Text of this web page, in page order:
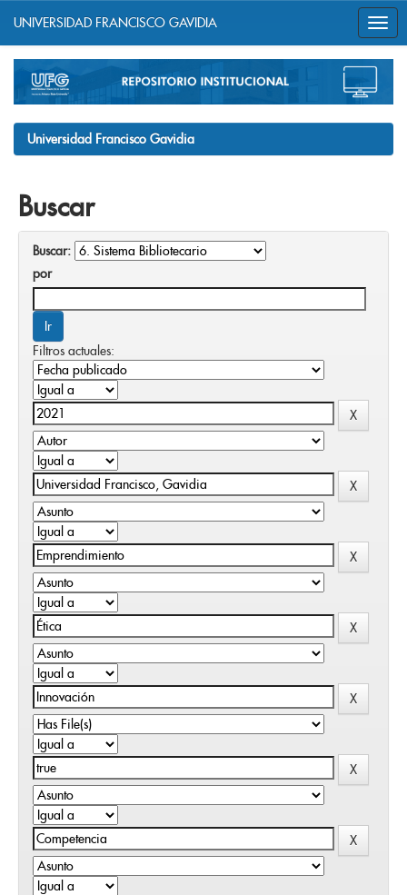
navigation
UNIVERSIDAD FRANCISCO GAVIDIA
Universidad Francisco Gavidia
Buscar
Buscar:
por
Filtros actuales: